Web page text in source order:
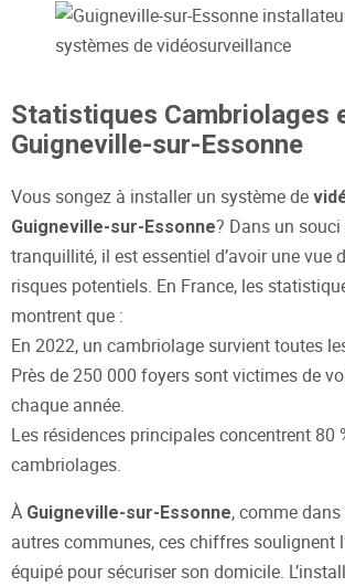
Statistiques Cambriolages
Guigneville-sur-Essonne
Vous songez à installer un système de
Guigneville-sur-Essonne? Dans un
tranquillité, il est essentiel d’avoir une vue
risques potentiels. En France, les
montrent que :
En 2022, un cambriolage survient toutes
Près de 250 000 foyers sont victimes de
chaque année.
Les résidences principales concentrent 80
cambriolages.
À Guigneville-sur-Essonne, comme
autres communes, ces chiffres soulignent
équipé pour sécuriser son domicile.